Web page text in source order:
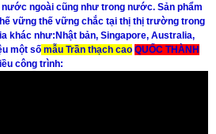
ngoài cũng như trong nước. Sản phẩm
vững thế vững chắc tại thị thị trường trong
khác như:Nhật bản, Singapore, Australia,
một số mẫu Trần thạch cao QUỐC THÀNH
công trình: